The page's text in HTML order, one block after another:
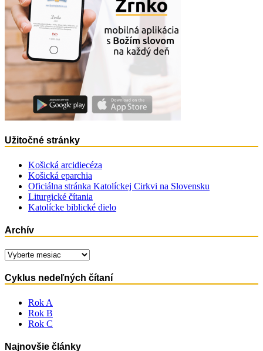
Užitočné stránky
Košická arcidiecéza
Košická eparchia
Oficiálna stránka Katolíckej Cirkvi na Slovensku
Liturgické čítania
Katolícke biblické dielo
Archív
Archív
Cyklus nedeľných čítaní
Rok A
Rok B
Rok C
Najnovšie články